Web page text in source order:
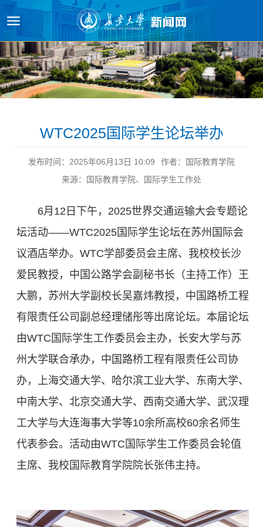
WTC2025国际学生论坛举办
发布时间：2025年06月13日 10:09
作者：国际教育学院
来源：国际教育学院、国际学生工作处
6月12日下午，2025世界交通运输大会专题论
坛活动——WTC2025国际学生论坛在苏州国际会
议酒店举办。WTC学部委员会主席、我校校长沙
爱民教授，中国公路学会副秘书长（主持工作）王
大鹏，苏州大学副校长吴嘉炜教授，中国路桥工程
有限责任公司副总经理储彤等出席论坛。本届论坛
由WTC国际学生工作委员会主办，长安大学与苏
州大学联合承办，中国路桥工程有限责任公司协
办，上海交通大学、哈尔滨工业大学、东南大学、
中南大学、北京交通大学、西南交通大学、武汉理
工大学与大连海事大学等10余所高校60余名师生
代表参会。活动由WTC国际学生工作委员会轮值
主席、我校国际教育学院院长张伟主持。
原图